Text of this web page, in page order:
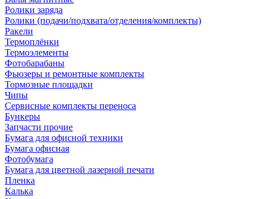
Ролики заряда
Ролики (подачи/подхвата/отделения/комплекты)
Ракели
Термоплёнки
Термоэлементы
Фотобарабаны
Фьюзеры и ремонтные комплекты
Тормозные площадки
Чипы
Сервисные комплекты переноса
Бункеры
Запчасти прочие
Бумага для офисной техники
Бумага офисная
Фотобумага
Бумага для цветной лазерной печати
Пленка
Калька